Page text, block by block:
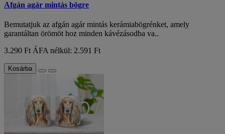
Afgán agár mintás bögre
Bemutatjuk az afgán agár mintás kerámiabögrénket, amely
garantáltan örömöt hoz minden kávézásodba va..
3.290 Ft ÁFA nélkül: 2.591 Ft
Kosárba